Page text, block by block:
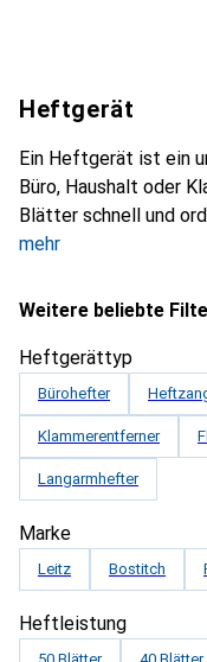
Heftgerät
Ein Heftgerät ist ein
Büro, Haushalt oder
Blätter schnell und
mehr
Weitere beliebte
Heftgerättyp
Bürohefter
Klammerentferner
Langarmhefter
Marke
Leitz Bostitch
Heftleistung